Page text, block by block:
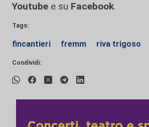
Youtube e su Facebook.
Tags:
fincantieri fremm riva trigoso
Condividi: